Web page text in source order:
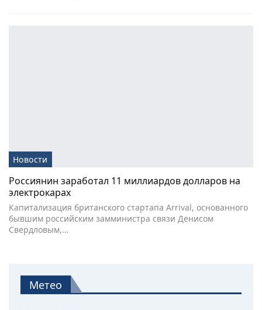
Новости
Россиянин заработал 11 миллиардов долларов на
электрокарах
Капитализация британского стартапа Arrival, основанного
бывшим российским замминистра связи Денисом
Свердловым,…
Метео